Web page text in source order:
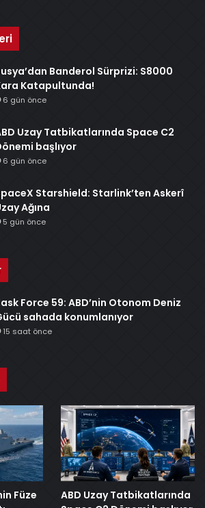
Banderol Sürprizi: S8000
Katapultunda!
6 gün önce
Uzay Tatbikatlarında Space C2
başlıyor
6 gün önce
Starshield: Starlink’ten Askerî
Ağına
5 gün önce
Force 59: ABD’nin Otonom Deniz
sahada konumlanıyor
15 saat önce
Füze
ABD Uzay Tatbikatlarında